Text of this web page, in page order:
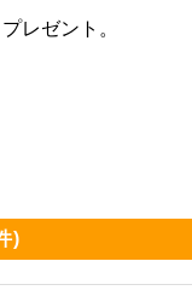
。むしろ、これ
いいいですね。
レゼント。
)